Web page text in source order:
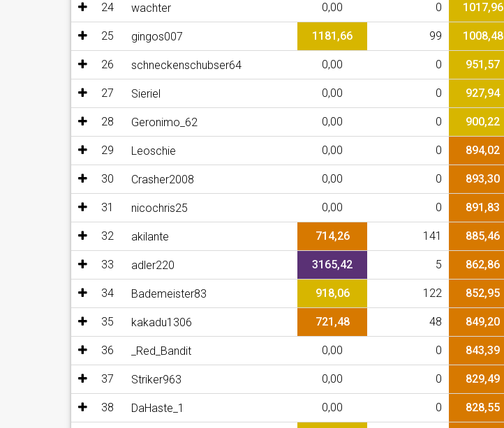
24 wachter 0,00 0 1017,96
25 gingos007 1181,66 99 1008,48
26 schneckenschubser64 0,00 0 951,57
27 Sieriel 0,00 0 927,94
28 Geronimo_62 0,00 0 900,22
29 Leoschie 0,00 0 894,02
30 Crasher2008 0,00 0 893,30
31 nicochris25 0,00 0 891,83
32 akilante 714,26 141 885,46
33 adler220 3165,42 5 862,86
34 Bademeister83 918,06 122 852,95
35 kakadu1306 721,48 48 849,20
36 _Red_Bandit 0,00 0 843,39
37 Striker963 0,00 0 829,49
38 DaHaste_1 0,00 0 828,55